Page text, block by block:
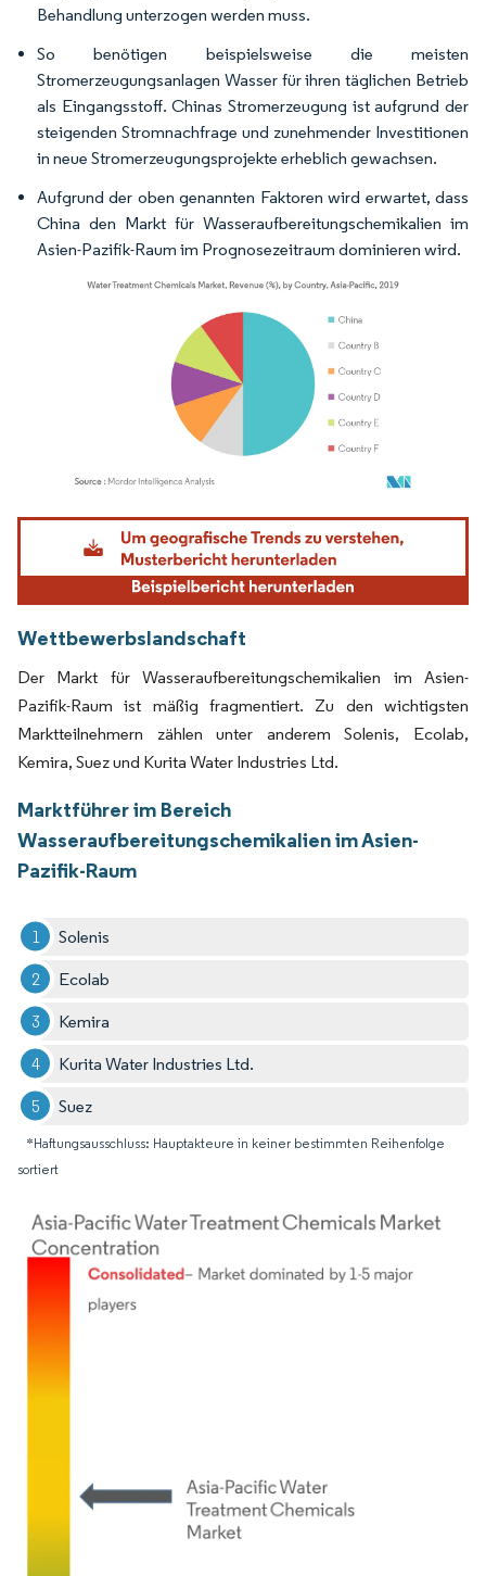
Behandlung unterzogen werden muss.
So benötigen beispielsweise die meisten
Stromerzeugungsanlagen Wasser für ihren täglichen Betrieb
als Eingangsstoff. Chinas Stromerzeugung ist aufgrund der
steigenden Stromnachfrage und zunehmender Investitionen
in neue Stromerzeugungsprojekte erheblich gewachsen.
Aufgrund der oben genannten Faktoren wird erwartet, dass
China den Markt für Wasseraufbereitungschemikalien im
Asien-Pazifik-Raum im Prognosezeitraum dominieren wird.
Bild © Mordor Intelligence. Wiederverwendung erfordert Namensnennung gemäß
Wettbewerbslandschaft
Der Markt für Wasseraufbereitungschemikalien im Asien-
Pazifik-Raum ist mäßig fragmentiert. Zu den wichtigsten
Marktteilnehmern zählen unter anderem Solenis, Ecolab,
Kemira, Suez und Kurita Water Industries Ltd.
Marktführer im Bereich
Wasseraufbereitungschemikalien im Asien-
Pazifik-Raum
Solenis
Ecolab
Kemira
Kurita Water Industries Ltd.
Suez
*Haftungsausschluss: Hauptakteure in keiner bestimmten Reihenfolge
sortiert